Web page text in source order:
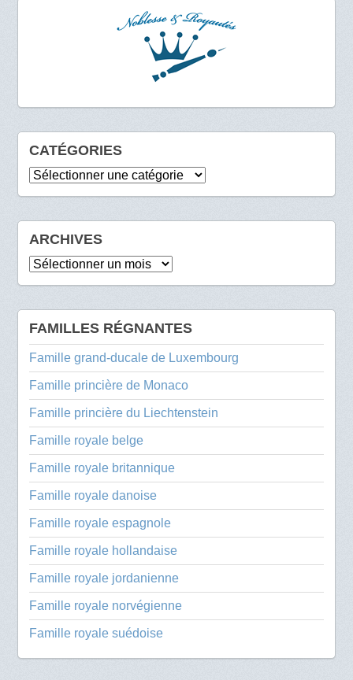
CATÉGORIES
Catégories
ARCHIVES
Archives
FAMILLES RÉGNANTES
Famille grand-ducale de Luxembourg
Famille princière de Monaco
Famille princière du Liechtenstein
Famille royale belge
Famille royale britannique
Famille royale danoise
Famille royale espagnole
Famille royale hollandaise
Famille royale jordanienne
Famille royale norvégienne
Famille royale suédoise